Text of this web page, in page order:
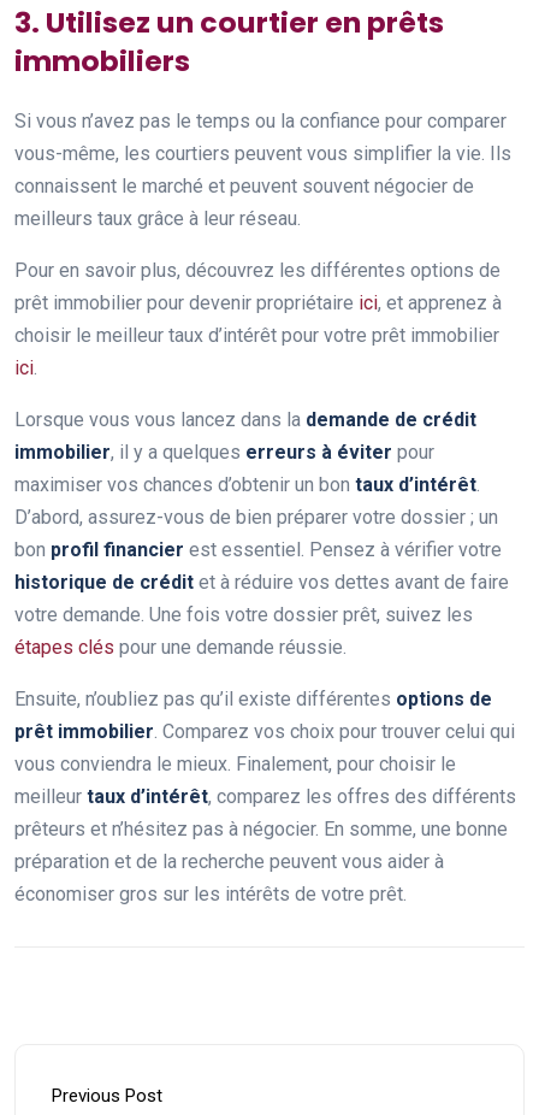
3. Utilisez un courtier en prêts
immobiliers
Si vous n’avez pas le temps ou la confiance pour comparer
vous-même, les courtiers peuvent vous simplifier la vie. Ils
connaissent le marché et peuvent souvent négocier de
meilleurs taux grâce à leur réseau.
Pour en savoir plus, découvrez les différentes options de
prêt immobilier pour devenir propriétaire ici, et apprenez à
choisir le meilleur taux d’intérêt pour votre prêt immobilier
ici.
Lorsque vous vous lancez dans la demande de crédit
immobilier, il y a quelques erreurs à éviter pour
maximiser vos chances d’obtenir un bon taux d’intérêt.
D’abord, assurez-vous de bien préparer votre dossier ; un
bon profil financier est essentiel. Pensez à vérifier votre
historique de crédit et à réduire vos dettes avant de faire
votre demande. Une fois votre dossier prêt, suivez les
étapes clés pour une demande réussie.
Ensuite, n’oubliez pas qu’il existe différentes options de
prêt immobilier. Comparez vos choix pour trouver celui qui
vous conviendra le mieux. Finalement, pour choisir le
meilleur taux d’intérêt, comparez les offres des différents
prêteurs et n’hésitez pas à négocier. En somme, une bonne
préparation et de la recherche peuvent vous aider à
économiser gros sur les intérêts de votre prêt.
Previous Post